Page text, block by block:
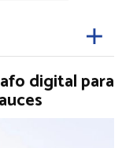
digital para